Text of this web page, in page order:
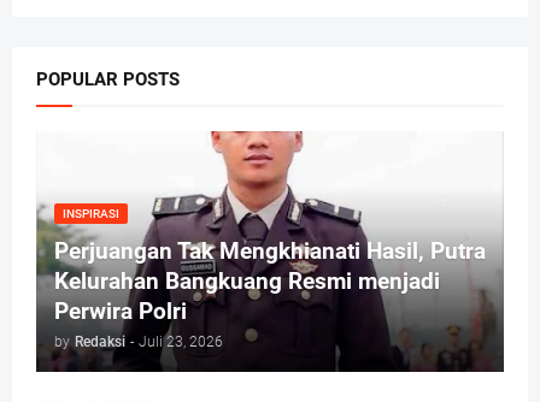
POPULAR POSTS
INSPIRASI
Perjuangan Tak Mengkhianati Hasil, Putra
Kelurahan Bangkuang Resmi menjadi
Perwira Polri
by Redaksi - Juli 23, 2026